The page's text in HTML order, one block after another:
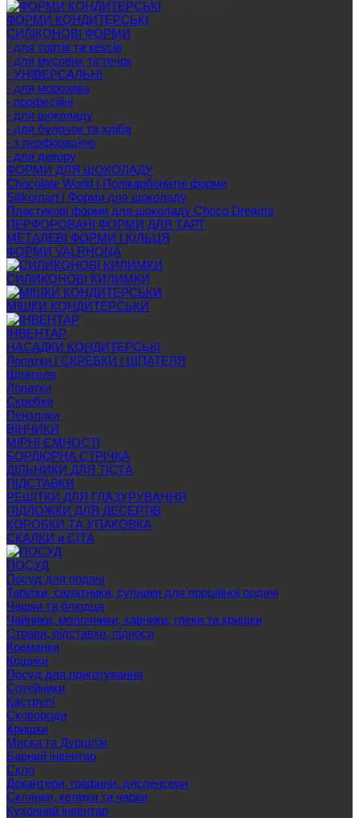
ФОРМИ КОНДИТЕРСЬКІ
СИЛІКОНОВІ ФОРМИ
- для тортів та кексів
- для мусових тістечок
- УНІВЕРСАЛЬНІ
- для морозива
- професійні
- для шоколаду
- для булочок та хліба
- з перфорацією
- для декору
ФОРМИ ДЛЯ ШОКОЛАДУ
Chocolate World | Полікарбонатні форми
Silikomart | Форми для шоколаду
Пластикові форми для шоколаду Choco Dreams
ПЕРФОРОВАНІ ФОРМИ ДЛЯ ТАРТ
МЕТАЛЕВІ ФОРМИ І КІЛЬЦЯ
ФОРМИ VALRHONA
СИЛИКОНОВІ КИЛИМКИ
МІШКИ КОНДИТЕРСЬКИ
ІНВЕНТАР
НАСАДКИ КОНДИТЕРСЬКІ
Лопатки | СКРЕБКИ | ШПАТЕЛЯ
Шпателя
Лопатки
Скребки
Пензлики
ВІНЧИКИ
МІРНІ ЄМНОСТІ
БОРДЮРНА СТРІЧКА
ДІЛЬНИКИ ДЛЯ ТІСТА
ПІДСТАВКИ
РЕШІТКИ ДЛЯ ГЛАЗУРУВАННЯ
ПІДЛОЖКИ ДЛЯ ДЕСЕРТІВ
КОРОБКИ ТА УПАКОВКА
СКАЛКИ и СІТА
ПОСУД
Посуд для подачі
Тарілки, салатники, супники для порційної подачі
Чашки та блюдця
Чайники, молочники, кавники, глеки та кришки
Страви, підставки, підноси
Креманки
Кошики
Посуд для приготування
Сотейники
Каструлі
Сковороди
Кришки
Миска та Дуршлаг
Барний інвентар
Скло
Декантери, графини, диспенсери
Склянки, келихи та чарки
Кухонний інвентар